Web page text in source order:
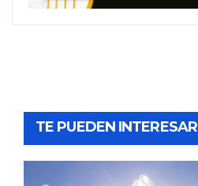
TE PUEDEN INTERESAR